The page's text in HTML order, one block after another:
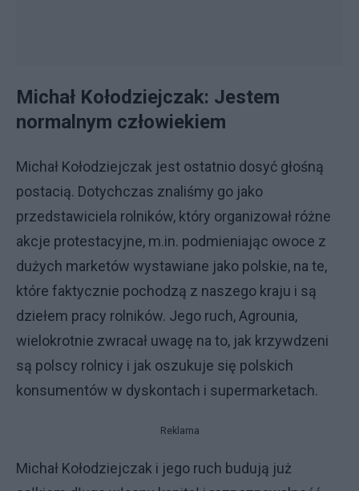
Michał Kołodziejczak: Jestem
normalnym człowiekiem
Michał Kołodziejczak jest ostatnio dosyć głośną
postacią. Dotychczas znaliśmy go jako
przedstawiciela rolników, który organizował różne
akcje protestacyjne, m.in. podmieniając owoce z
dużych marketów wystawiane jako polskie, na te,
które faktycznie pochodzą z naszego kraju i są
dziełem pracy rolników. Jego ruch, Agrounia,
wielokrotnie zwracał uwagę na to, jak krzywdzeni
są polscy rolnicy i jak oszukuje się polskich
konsumentów w dyskontach i supermarketach.
Reklama
Michał Kołodziejczak i jego ruch budują już